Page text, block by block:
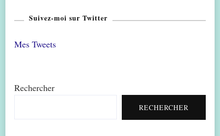
Suivez-moi sur Twitter
Mes Tweets
Rechercher
RECHERCHER